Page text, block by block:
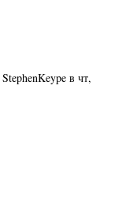
StephenKeype в чт,